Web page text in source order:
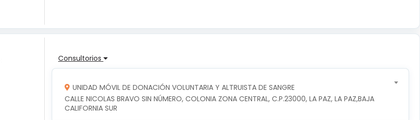
Consultorios
UNIDAD MÓVIL DE DONACIÓN VOLUNTARIA Y ALTRUISTA DE SANGRE
CALLE NICOLAS BRAVO SIN NÚMERO, COLONIA ZONA CENTRAL, C.P.23000, LA PAZ, LA PAZ,BAJA
CALIFORNIA SUR